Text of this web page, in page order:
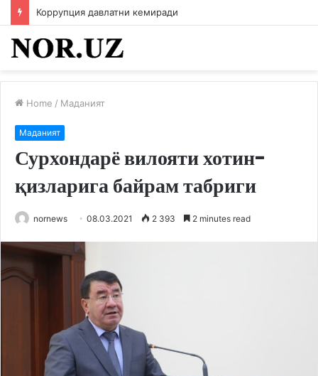
Коррупция давлатни кемиради
Home / Маданият
Маданият
Сурхондарё вилояти хотин-
қизларига байрам табриги
nornews 08.03.2021 2 393 2 minutes read